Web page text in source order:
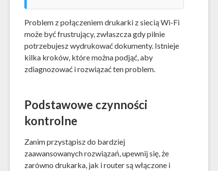
Problem z połączeniem drukarki z siecią Wi-Fi
może być frustrujący, zwłaszcza gdy pilnie
potrzebujesz wydrukować dokumenty. Istnieje
kilka kroków, które można podjąć, aby
zdiagnozować i rozwiązać ten problem.
Podstawowe czynności
kontrolne
Zanim przystąpisz do bardziej
zaawansowanych rozwiązań, upewnij się, że
zarówno drukarka, jak i router są włączone i